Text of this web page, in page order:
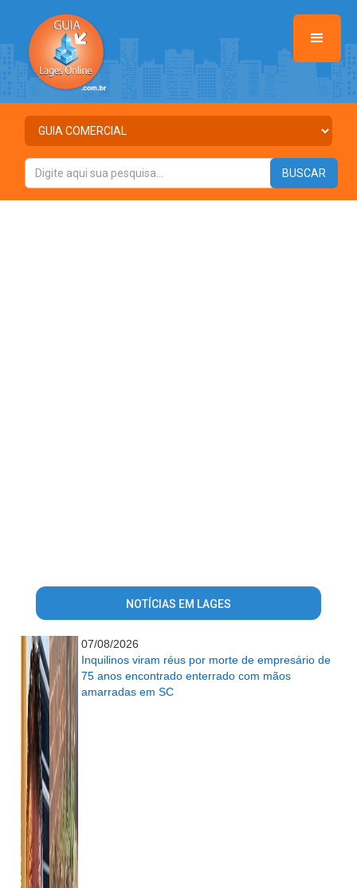
NOTÍCIAS EM LAGES
07/08/2026
Inquilinos viram réus por morte de empresário de
75 anos encontrado enterrado com mãos
amarradas em SC